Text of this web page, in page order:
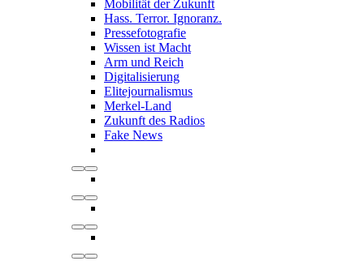
Mobilität der Zukunft
Hass. Terror. Ignoranz.
Pressefotografie
Wissen ist Macht
Arm und Reich
Digitalisierung
Elitejournalismus
Merkel-Land
Zukunft des Radios
Fake News